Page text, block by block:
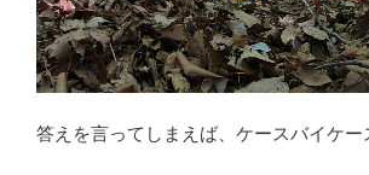
答えを言ってしまえば、ケースバイケー